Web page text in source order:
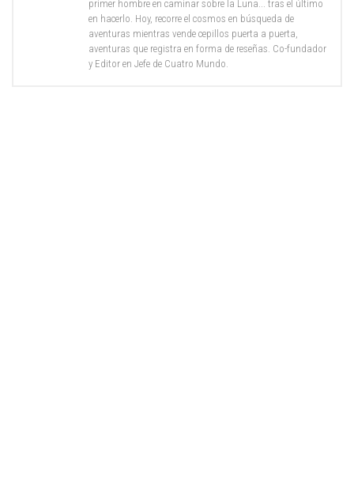
primer hombre en caminar sobre la Luna... tras el último
en hacerlo. Hoy, recorre el cosmos en búsqueda de
aventuras mientras vende cepillos puerta a puerta,
aventuras que registra en forma de reseñas. Co-fundador
y Editor en Jefe de Cuatro Mundo.